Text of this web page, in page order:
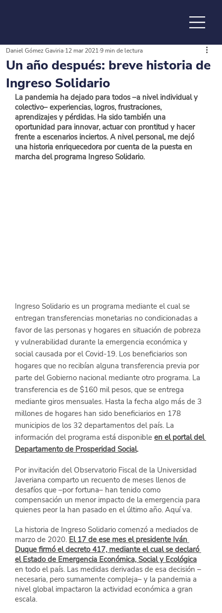
de la
Un año después: breve historia de
Ingreso Solidario
Daniel Gómez Gaviria 12 mar 20219 min de lectura
La pandemia ha dejado para todos –a nivel individual y
colectivo– experiencias, logros, frustraciones,
aprendizajes y pérdidas. Ha sido también una
oportunidad para innovar, actuar con prontitud y hacer
frente a escenarios inciertos. A nivel personal, me dejó
una historia enriquecedora por cuenta de la puesta en
marcha del programa Ingreso Solidario.
Ingreso Solidario es un programa mediante el cual se
entregan transferencias monetarias no condicionadas a
favor de las personas y hogares en situación de pobreza
y vulnerabilidad durante la emergencia económica y
social causada por el Covid-19. Los beneficiarios son
hogares que no recibían alguna transferencia previa por
parte del Gobierno nacional mediante otro programa. La
transferencia es de $160 mil pesos, que se entrega
mediante giros mensuales. Hasta la fecha algo más de 3
millones de hogares han sido beneficiarios en 178
municipios de los 32 departamentos del país. La
información del programa está disponible en el portal del
Departamento de Prosperidad Social.
Por invitación del Observatorio Fiscal de la Universidad
Javeriana comparto un recuento de meses llenos de
desafíos que –por fortuna– han tenido como
compensación un menor impacto de la emergencia para
quienes peor la han pasado en el último año. Aquí va.
La historia de Ingreso Solidario comenzó a mediados de
marzo de 2020. El 17 de ese mes el presidente Iván
Duque firmó el decreto 417, mediante el cual se declaró
el Estado de Emergencia Económica, Social y Ecológica
en todo el país. Las medidas derivadas de esa decisión –
necesaria, pero sumamente compleja– y la pandemia a
nivel global impactaron la actividad económica a gran
escala.